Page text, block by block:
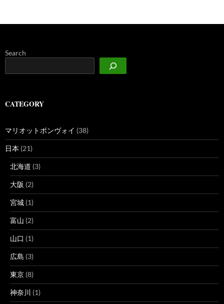
Search
CATEGORY
マリオットボンヴォイ (38)
日本 (21)
北海道 (3)
大阪 (2)
宮城 (1)
富山 (2)
山口 (1)
広島 (3)
東京 (8)
神奈川 (1)